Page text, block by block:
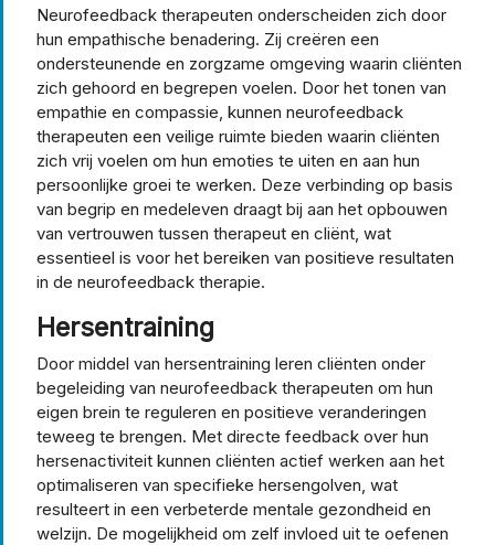
Neurofeedback therapeuten onderscheiden zich door
hun empathische benadering. Zij creëren een
ondersteunende en zorgzame omgeving waarin cliënten
zich gehoord en begrepen voelen. Door het tonen van
empathie en compassie, kunnen neurofeedback
therapeuten een veilige ruimte bieden waarin cliënten
zich vrij voelen om hun emoties te uiten en aan hun
persoonlijke groei te werken. Deze verbinding op basis
van begrip en medeleven draagt bij aan het opbouwen
van vertrouwen tussen therapeut en cliënt, wat
essentieel is voor het bereiken van positieve resultaten
in de neurofeedback therapie.
Hersentraining
Door middel van hersentraining leren cliënten onder
begeleiding van neurofeedback therapeuten om hun
eigen brein te reguleren en positieve veranderingen
teweeg te brengen. Met directe feedback over hun
hersenactiviteit kunnen cliënten actief werken aan het
optimaliseren van specifieke hersengolven, wat
resulteert in een verbeterde mentale gezondheid en
welzijn. De mogelijkheid om zelf invloed uit te oefenen